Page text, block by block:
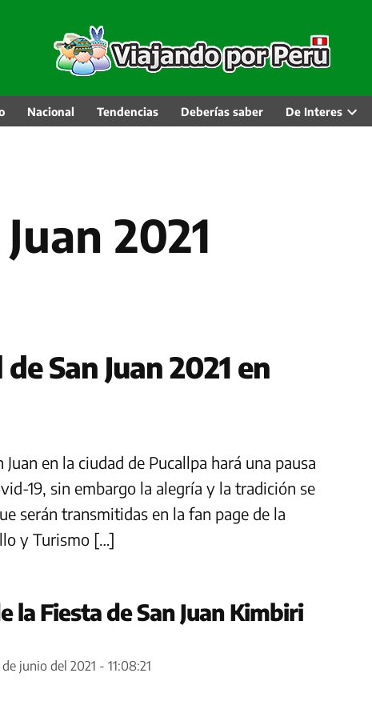
Nacional Tendencias Deberías saber De Interes
2021
San Juan 2021 en
en la ciudad de Pucallpa hará una pausa
19, sin embargo la alegría y la tradición se
serán transmitidas en la fan page de la
y Turismo […]
la Fiesta de San Juan Kimbiri
de junio del 2021 - 11:08:21